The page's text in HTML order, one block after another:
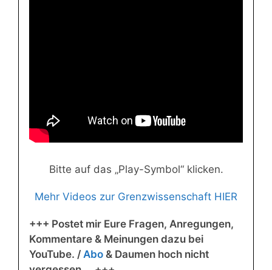
Bitte auf das „Play-Symbol“ klicken.
Mehr Videos zur Grenzwissenschaft HIER
+++ Postet mir Eure Fragen, Anregungen,
Kommentare & Meinungen dazu bei
YouTube. / Abo & Daumen hoch nicht